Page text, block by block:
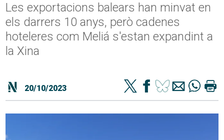
Les exportacions balears han minvat en
els darrers 10 anys, però cadenes
hoteleres com Meliá s'estan expandint a
la Xina
20/10/2023